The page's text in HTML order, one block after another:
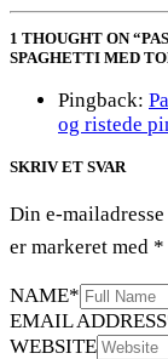
1 THOUGHT ON
SPAGHETTI MED
Pingback:
og ristede
SKRIV ET SVAR
Din e-
er markeret med *
NAME*
EMAIL ADDRESS
WEBSITE